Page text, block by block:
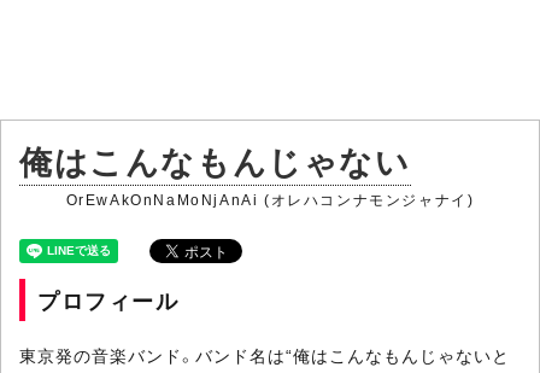
俺はこんなもんじゃない
OrEwAkOnNaMoNjAnAi (オレハコンナモンジャナイ)
プロフィール
東京発の音楽バンド。バンド名は“俺はこんなもんじゃないと